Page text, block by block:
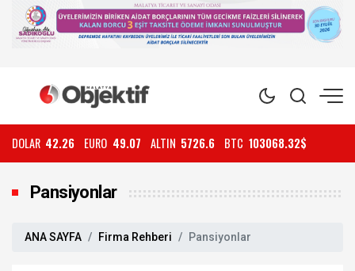
DOLAR 42.26 EURO 49.07 ALTIN 5726.6 BTC 103068.32$
Pansiyonlar
ANA SAYFA Firma Rehberi Pansiyonlar